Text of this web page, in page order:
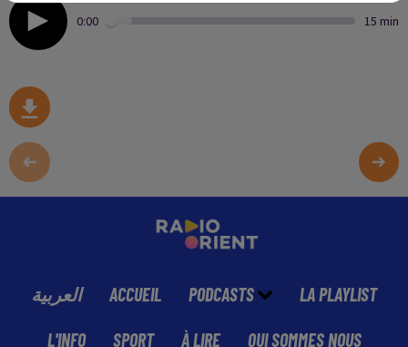
0:00 15 min
العربية ACCUEIL PODCASTS LA PLAYLIST
L'INFO SPORT À LIRE QUI SOMMES NOUS